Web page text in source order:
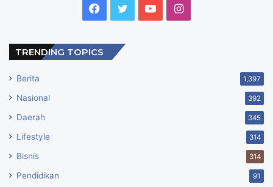
Facebook
TwitterYouTubeInstagram
TRENDING TOPICS
Berita 1,397
Nasional 392
Daerah 345
Lifestyle 314
Bisnis 314
Pendidikan 91